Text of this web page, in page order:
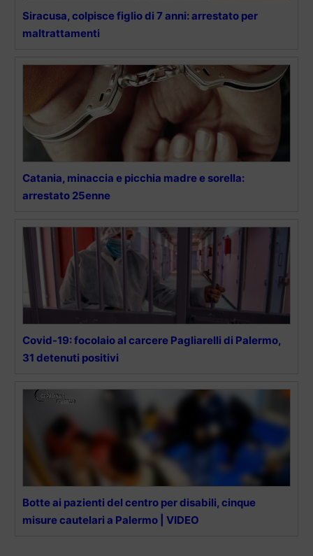
Siracusa, colpisce figlio di 7 anni: arrestato per
maltrattamenti
Catania, minaccia e picchia madre e sorella:
arrestato 25enne
Covid-19: focolaio al carcere Pagliarelli di Palermo,
31 detenuti positivi
Botte ai pazienti del centro per disabili, cinque
misure cautelari a Palermo | VIDEO